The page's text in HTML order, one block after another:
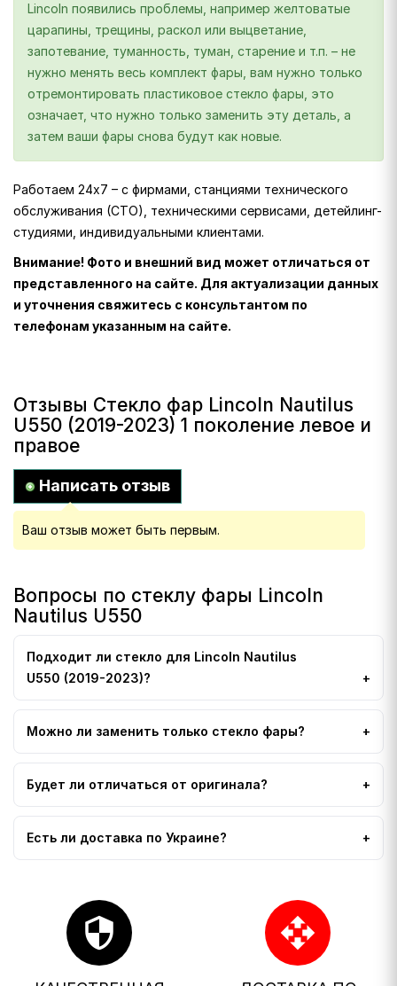
Lincoln появились проблемы, например желтоватые
царапины, трещины, раскол или выцветание,
запотевание, туманность, туман, старение и т.п. – не
нужно менять весь комплект фары, вам нужно только
отремонтировать пластиковое стекло фары, это
означает, что нужно только заменить эту деталь, а
затем ваши фары снова будут как новые.
Работаем 24х7 – с фирмами, станциями технического
обслуживания (СТО), техническими сервисами, детейлинг-
студиями, индивидуальными клиентами.
Внимание! Фото и внешний вид может отличаться от
представленного на сайте. Для актуализации данных
и уточнения свяжитесь с консультантом по
телефонам указанным на сайте.
Отзывы Стекло фар Lincoln Nautilus
U550 (2019-2023) 1 поколение левое и
правое
Написать отзыв
Ваш отзыв может быть первым.
Вопросы по стеклу фары Lincoln
Nautilus U550
Подходит ли стекло для Lincoln Nautilus
U550 (2019-2023)?
Можно ли заменить только стекло фары?
Будет ли отличаться от оригинала?
Есть ли доставка по Украине?
security open_with